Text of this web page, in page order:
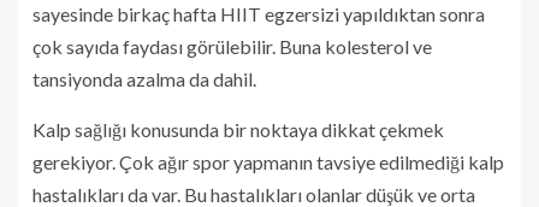
sayesinde birkaç hafta HIIT egzersizi yapıldıktan sonra
çok sayıda faydası görülebilir. Buna kolesterol ve
tansiyonda azalma da dahil.
Kalp sağlığı konusunda bir noktaya dikkat çekmek
gerekiyor. Çok ağır spor yapmanın tavsiye edilmediği kalp
hastalıkları da var. Bu hastalıkları olanlar düşük ve orta